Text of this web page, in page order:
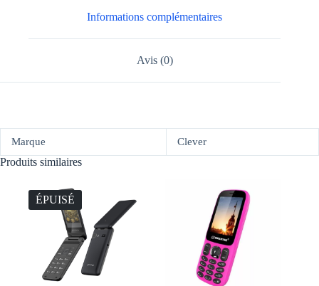
Informations complémentaires
Avis (0)
Marque Clever
Produits similaires
ÉPUISÉ